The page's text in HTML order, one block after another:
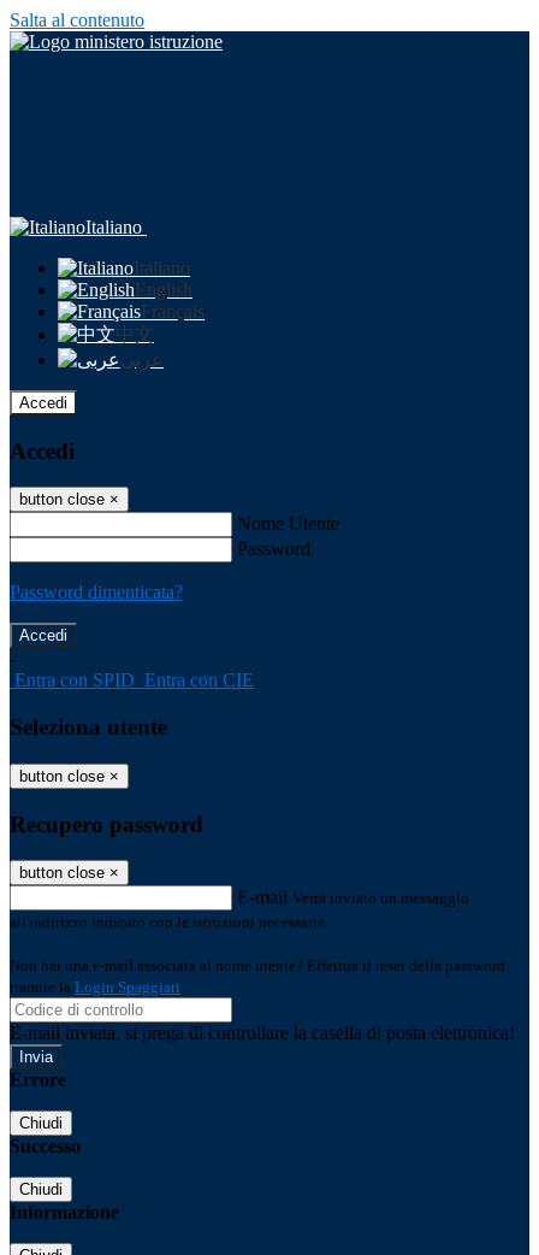
Salta al contenuto
Italiano
Italiano
English
Français
中文
عربى
Accedi
Accedi
button close ×
Nome Utente
Password
Password dimenticata?
-
Entra con SPID Entra con CIE
Seleziona utente
button close ×
Recupero password
button close ×
E-mail Verrà inviato un messaggio
all'indirizzo indicato con le istruzioni necessarie.
Non hai una e-mail associata al nome utente? Effettua il reset della password
tramite la Login Spaggiari
E-mail inviata, si prega di controllare la casella di posta elettronica!
Errore
Chiudi
Successo
Chiudi
Informazione